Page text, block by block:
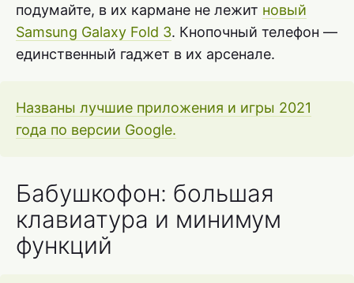
подумайте, в их кармане не лежит новый
Samsung Galaxy Fold 3. Кнопочный телефон —
единственный гаджет в их арсенале.
Названы лучшие приложения и игры 2021
года по версии Google.
Бабушкофон: большая
клавиатура и минимум
функций